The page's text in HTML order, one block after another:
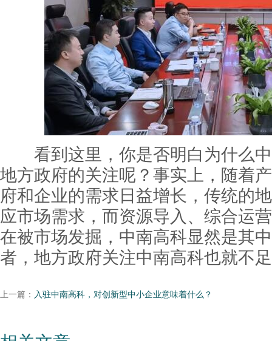
看到这里，你是否明白为什么中
地方政府的关注呢？事实上，随着
府和企业的需求日益增长，传统的
应市场需求，而资源导入、综合运
在被市场发掘，中南高科显然是其
者，地方政府关注中南高科也就不
上一篇： 入驻中南高科，对创新型中小企业意味着什么？